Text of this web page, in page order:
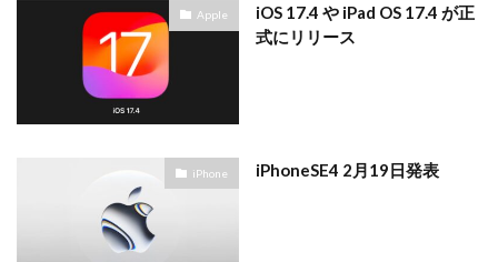
Apple
iOS 17.4 や iPad OS 17.4 が正
式にリリース
iPhone iPhoneSE4 2月19日発表